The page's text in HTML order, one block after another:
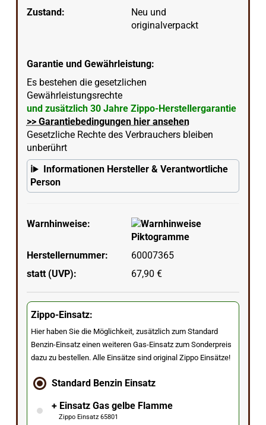
Zustand:
Neu und
originalverpackt
Garantie und Gewährleistung:
Es bestehen die gesetzlichen
Gewährleistungsrechte
und zusätzlich 30 Jahre Zippo-Herstellergarantie
>> Garantiebedingungen hier ansehen
Gesetzliche Rechte des Verbrauchers bleiben
unberührt
Informationen Hersteller & Verantwortliche
Person
Warnhinweise:
Herstellernummer:
60007365
statt (UVP):
67,90 €
Zippo-Einsatz:
Hier haben Sie die Möglichkeit, zusätzlich zum Standard
Benzin-Einsatz einen weiteren Gas-Einsatz zum Sonderpreis
dazu zu bestellen. Alle Einsätze sind original Zippo Einsätze!
Standard Benzin Einsatz
+ Einsatz Gas gelbe Flamme
Zippo Einsatz 65801